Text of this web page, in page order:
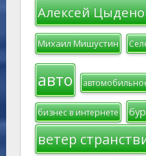
Алексей
Михаил Мишустин
авто
бизнес в интернете
ветер